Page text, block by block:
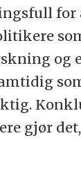
for
og
gjør